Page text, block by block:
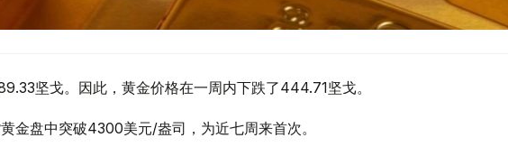
坚戈。因此，黄金价格在一周内下跌了444.71坚戈。
金盘中突破4300美元/盎司，为近七周来首次。